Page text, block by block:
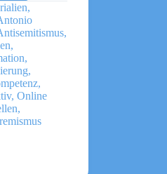
,
,
,
,
,
,
,Online
,